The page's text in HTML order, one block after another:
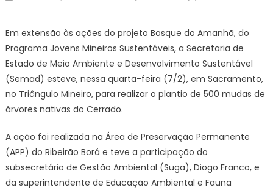
Em extensão às ações do projeto Bosque do Amanhã, do
Programa Jovens Mineiros Sustentáveis, a Secretaria de
Estado de Meio Ambiente e Desenvolvimento Sustentável
(Semad) esteve, nessa quarta-feira (7/2), em Sacramento,
no Triângulo Mineiro, para realizar o plantio de 500 mudas de
árvores nativas do Cerrado.
A ação foi realizada na Área de Preservação Permanente
(APP) do Ribeirão Borá e teve a participação do
subsecretário de Gestão Ambiental (Suga), Diogo Franco, e
da superintendente de Educação Ambiental e Fauna